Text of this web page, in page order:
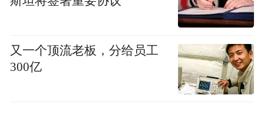
又一个顶流老板，分给员工
300亿